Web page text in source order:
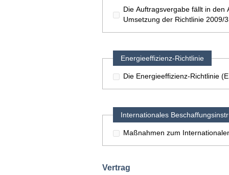
Die Auftragsvergabe fällt in
Umsetzung der Richtlinie 2009/
Energieeffizienz-Richtlinie
Die Energieeffizienz-Richtlinie
Internationales
Maßnahmen zum
Vertrag